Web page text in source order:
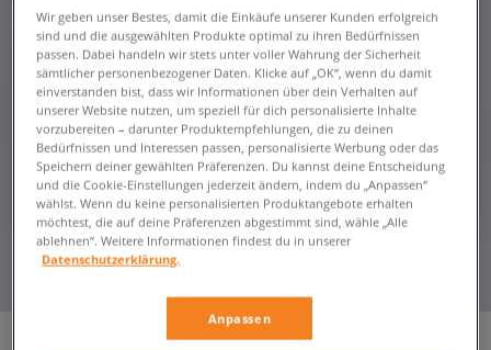
Wir geben unser Bestes, damit die Einkäufe unserer Kunden erfolgreich
sind und die ausgewählten Produkte optimal zu ihren Bedürfnissen
passen. Dabei handeln wir stets unter voller Wahrung der Sicherheit
sämtlicher personenbezogener Daten. Klicke auf „OK“, wenn du damit
einverstanden bist, dass wir Informationen über dein Verhalten auf
unserer Website nutzen, um speziell für dich personalisierte Inhalte
vorzubereiten – darunter Produktempfehlungen, die zu deinen
Bedürfnissen und Interessen passen, personalisierte Werbung oder das
Speichern deiner gewählten Präferenzen. Du kannst deine Entscheidung
und die Cookie-Einstellungen jederzeit ändern, indem du „Anpassen“
wählst. Wenn du keine personalisierten Produktangebote erhalten
möchtest, die auf deine Präferenzen abgestimmt sind, wähle „Alle
ablehnen“. Weitere Informationen findest du in unserer
Datenschutzerklärung.
Anpassen